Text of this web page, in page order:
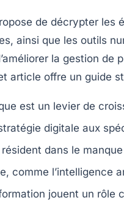
de décrypter les
ainsi que les outils
la gestion
article offre un guide
est un levier de
digitale aux
dans le
comme
jouent un